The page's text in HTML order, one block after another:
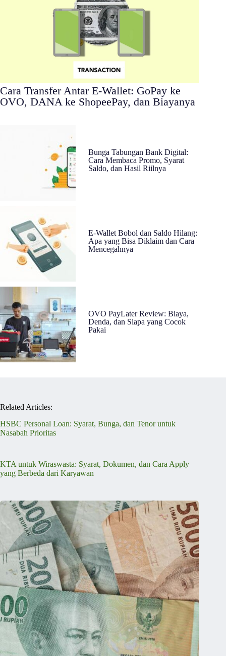
Cara Transfer Antar E-Wallet: GoPay ke
OVO, DANA ke ShopeePay, dan Biayanya
Bunga Tabungan Bank Digital:
Cara Membaca Promo, Syarat
Saldo, dan Hasil Riilnya
E-Wallet Bobol dan Saldo Hilang:
Apa yang Bisa Diklaim dan Cara
Mencegahnya
OVO PayLater Review: Biaya,
Denda, dan Siapa yang Cocok
Pakai
Related Articles:
HSBC Personal Loan: Syarat, Bunga, dan Tenor untuk
Nasabah Prioritas
KTA untuk Wiraswasta: Syarat, Dokumen, dan Cara Apply
yang Berbeda dari Karyawan